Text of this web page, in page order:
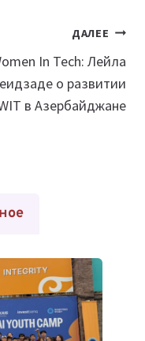
ДАЛЕЕ
In Tech: Лейла
о развитии
в Азербайджане